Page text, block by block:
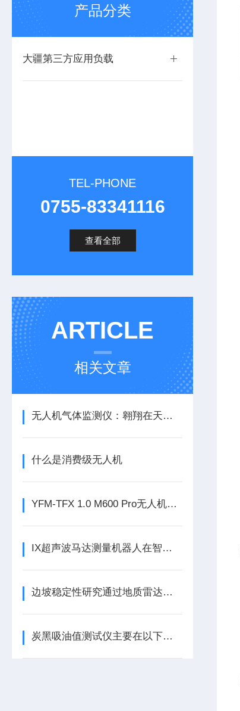
产品分类
大疆第三方应用负载
TEL-PHONE
0755-83341116
查看全部
ARTICLE
相关文章
无人机气体监测仪：翱翔在天空的环保卫士
什么是消费级无人机
YFM-TFX 1.0 M600 Pro无人机投放箱
IX超声波马达测量机器人在智慧矿山中新应用
边坡稳定性研究通过地质雷达分析应用案例
炭黑吸油值测试仪主要在以下四个应用领域